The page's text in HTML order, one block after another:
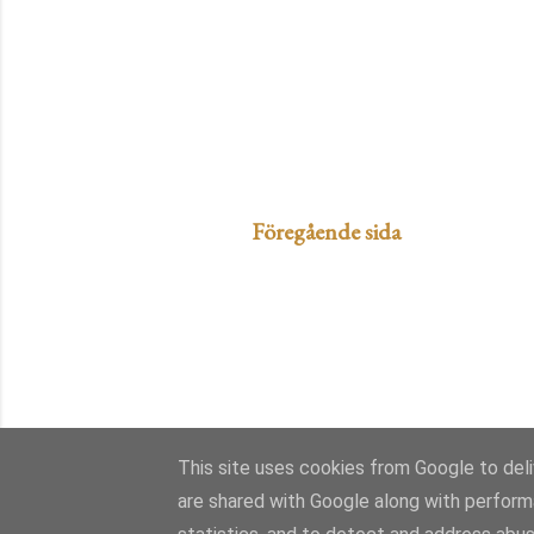
Föregående sida
This site uses cookies from Google to
are shared with Google along with